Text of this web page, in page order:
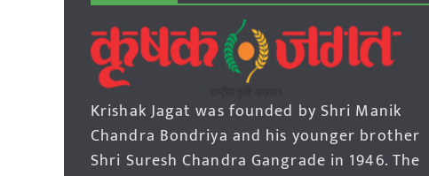
Krishak Jagat was founded by Shri Manik
Chandra Bondriya and his younger brother
Shri Suresh Chandra Gangrade in 1946. The